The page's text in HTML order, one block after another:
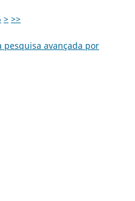
> >>
pesquisa avançada por